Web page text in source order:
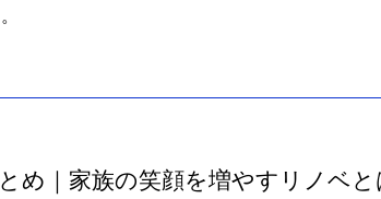
め｜家族の笑顔を増やすリノベと